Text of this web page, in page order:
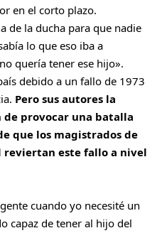
en el corto plazo.
de la ducha para que nadie
lo que eso iba a
quería tener ese hijo».
debido a un fallo de 1973
Pero sus autores la
provocar una batalla
que los magistrados de
este fallo a nivel
cuando yo necesité un
capaz de tener al hijo del